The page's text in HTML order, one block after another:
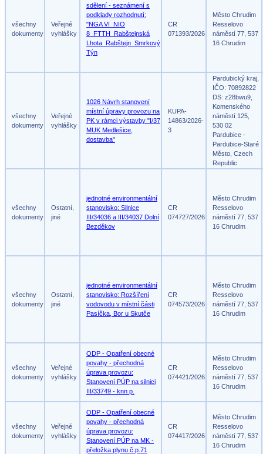
všechny
dokumenty
Veřejné
vyhlášky
sdělení - seznámení s
podklady rozhodnutí:
"NGA VI_NIO
8_FTTH_Rabštejnská
Lhota_Rabštejn_Smrkový
Týn
CR
071393/2026
Město Chrudim
Resselovo
náměstí 77, 537
16 Chrudim
všechny
dokumenty
Veřejné
vyhlášky
1026 Návrh stanovení
místní úpravy provozu na
PK v rámci výstavby "I/37
MUK Medlešice,
dostavba"
KUPA-
14863/2026-
3
Pardubický kraj,
IČO: 70892822
DS: z28bwu9,
Komenského
náměstí 125,
530 02
Pardubice -
Pardubice-Staré
Město, Czech
Republic
všechny
dokumenty
Ostatní,
jiné
jednotné environmentální
stanovisko: Silnice
III/34036 a III/34037 Dolní
Bezděkov
CR
074727/2026
Město Chrudim
Resselovo
náměstí 77, 537
16 Chrudim
všechny
dokumenty
Ostatní,
jiné
jednotné environmentální
stanovisko: Rozšíření
vodovodu v místní části
Pasíčka, Bor u Skutče
CR
074573/2026
Město Chrudim
Resselovo
náměstí 77, 537
16 Chrudim
všechny
dokumenty
Veřejné
vyhlášky
ODP - Opatření obecné
povahy - přechodná
úprava provozu:
Stanovení PÚP na silnici
III/33749 - knn p.
CR
074421/2026
Město Chrudim
Resselovo
náměstí 77, 537
16 Chrudim
všechny
dokumenty
Veřejné
vyhlášky
ODP - Opatření obecné
povahy - přechodná
úprava provozu:
Stanovení PÚP na MK -
přeložka plynu č.p.71
CR
074417/2026
Město Chrudim
Resselovo
náměstí 77, 537
16 Chrudim